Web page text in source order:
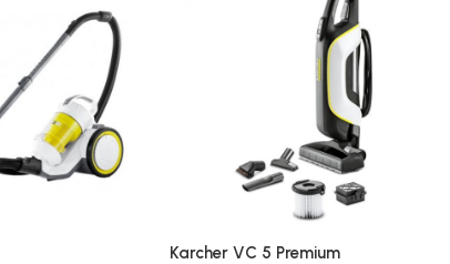
Karcher VC 5 Premium